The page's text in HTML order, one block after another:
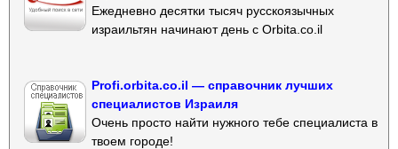
Ежедневно десятки тысяч русскоязычных
израильтян начинают день с Orbita.co.il
Profi.orbita.co.il — справочник лучших
специалистов Израиля
Очень просто найти нужного тебе специалиста в
твоем городе!